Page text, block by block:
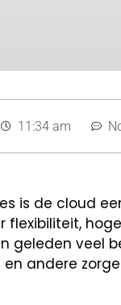
11:34 am
is de cloud
geleden veel
andere